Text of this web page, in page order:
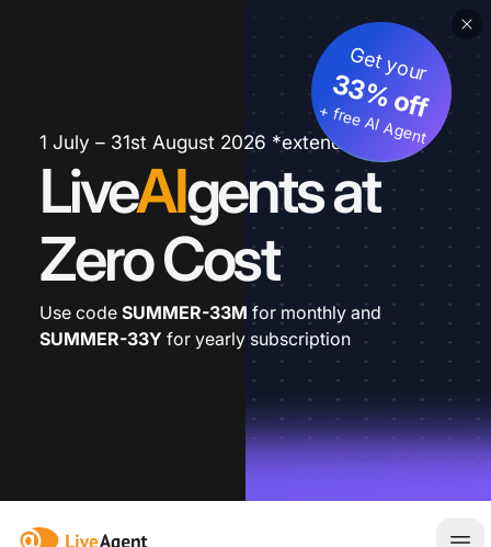
1 July – 31st August 2026 *extended
LiveAIgents at
Zero Cost
Get your
33% off
+ free AI Agent
Use code SUMMER-33M for monthly and
SUMMER-33Y for yearly subscription
:site.title